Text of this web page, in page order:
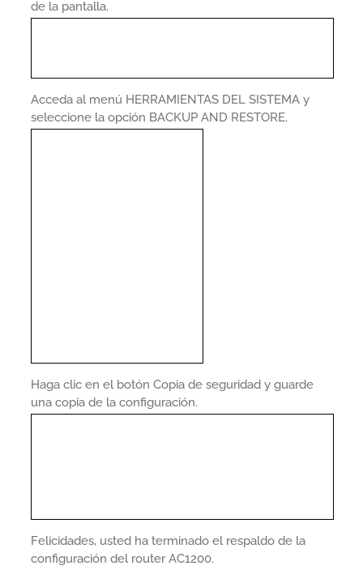
de la pantalla.
Acceda al menú HERRAMIENTAS DEL SISTEMA y
seleccione la opción BACKUP AND RESTORE.
Haga clic en el botón Copia de seguridad y guarde
una copia de la configuración.
Felicidades, usted ha terminado el respaldo de la
configuración del router AC1200.